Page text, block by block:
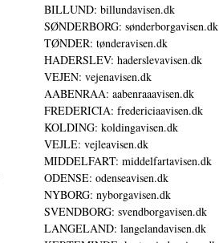
BILLUND: billundavisen.dk
SØNDERBORG: sønderborgavisen.dk
TØNDER: tønderavisen.dk
HADERSLEV: haderslevavisen.dk
VEJEN: vejenavisen.dk
AABENRAA: aabenraaavisen.dk
FREDERICIA: fredericiaavisen.dk
KOLDING: koldingavisen.dk
VEJLE: vejleavisen.dk
MIDDELFART: middelfartavisen.dk
ODENSE: odenseavisen.dk
NYBORG: nyborgavisen.dk
SVENDBORG: svendborgavisen.dk
LANGELAND: langelandavisen.dk